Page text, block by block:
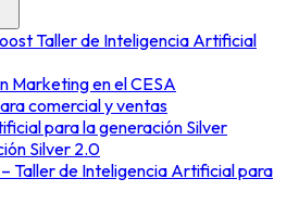
Taller de Inteligencia Artificial
Marketing en el CESA
comercial y ventas
para la generación Silver
Silver 2.0
Taller de Inteligencia Artificial para